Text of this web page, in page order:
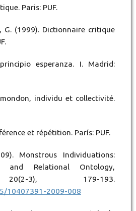
Paris: PUF.
G. (1999). Dictionnaire critique
esperanza. I. Madrid:
individu et collectivité.
et répétition. París: PUF.
Monstrous Individuations:
and Relational Ontology,
3), 179-193.
10407391-2009-008